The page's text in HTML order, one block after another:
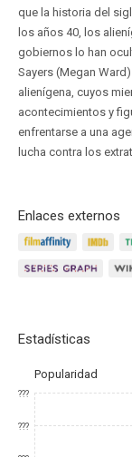
que la historia del
los años 40, los
gobiernos lo han
Sayers (Megan
alienígena, cuyos
acontecimientos y
enfrentarse a una
lucha contra los
Enlaces externos
Estadísticas
Popularidad
???
???